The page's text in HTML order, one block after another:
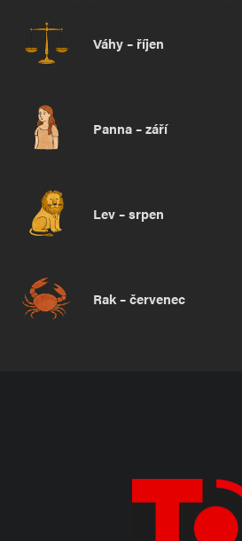
Váhy – říjen
Panna – září
Lev – srpen
Rak – červenec